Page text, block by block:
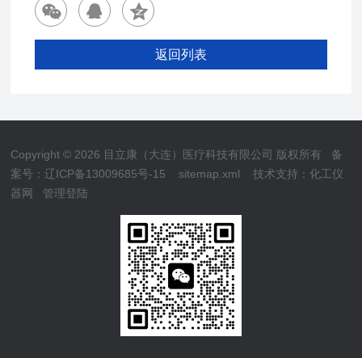
返回列表
Copyright © 2026 目立康（大连）医疗科技有限公司 版权所有 备
案号：辽ICP备13009685号-15
sitemap.xml 技术支持：化工仪
器网
管理登陆